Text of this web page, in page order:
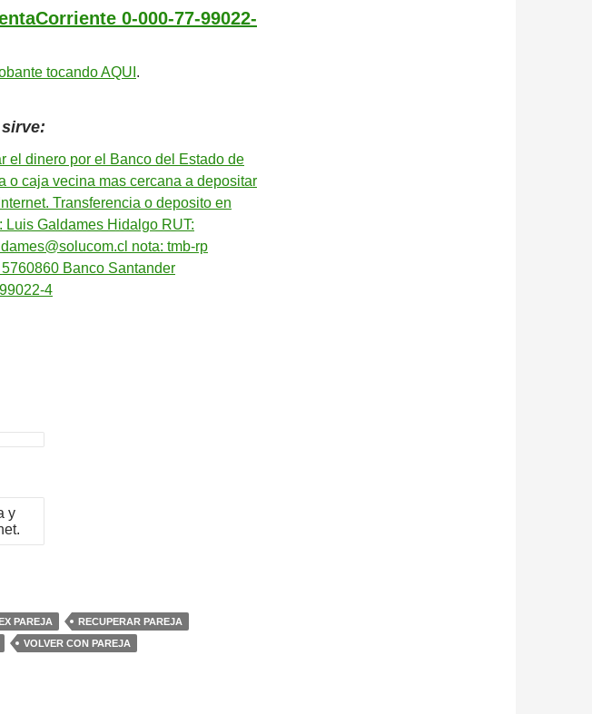
0-000-77-99022-
tocandoAQUI .
PAREJA
RECUPERAR PAREJA
VOLVER CON PAREJA